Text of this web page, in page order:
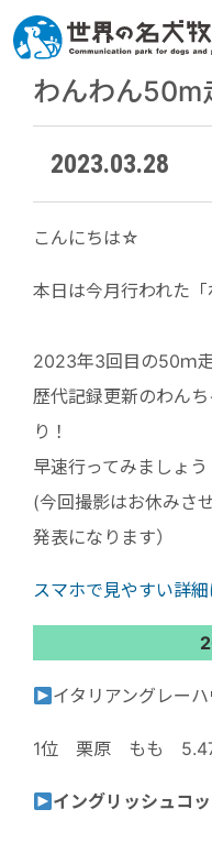
わんわん50m
2023.03.28
こんにちは☆
本日は今月行われた
2023年3回目の50ｍ
歴代記録更新のわん
り！
早速行ってみましょう
(今回撮影はお休みさ
発表になります）
スマホで見やすい詳
イタリアングレー
1位 栗原 もも
イングリッシュコ